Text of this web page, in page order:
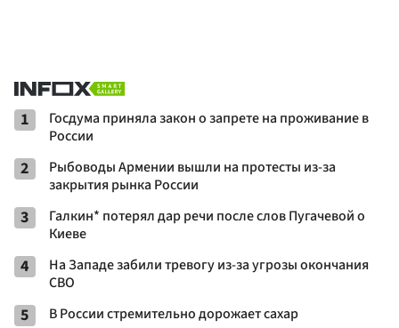
1
Госдума приняла закон о запрете на проживание в
России
2
Рыбоводы Армении вышли на протесты из-за
закрытия рынка России
3
Галкин* потерял дар речи после слов Пугачевой о
Киеве
4
На Западе забили тревогу из-за угрозы окончания
СВО
5 В России стремительно дорожает сахар